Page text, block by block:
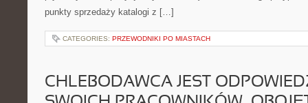
punkty sprzedaży katalogi z […]
CATEGORIES: PRZEWODNIKI PO MIASTACH
CHLEBODAWCA JEST